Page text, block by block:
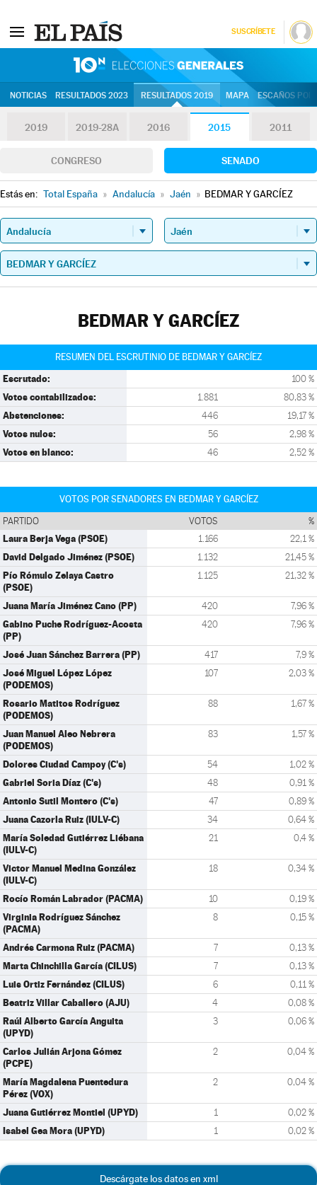
SUSCRÍBETE
NOTICIAS RESULTADOS 2023 RESULTADOS 2019 MAPA ESCAÑOS
2019 2019-28A 2016 2015 2011
CONGRESO SENADO
Estás en: Total España » Andalucía » Jaén » BEDMAR Y GARCÍEZ
BEDMAR Y GARCÍEZ
RESUMEN DEL ESCRUTINIO DE BEDMAR Y GARCÍEZ
Escrutado: 100 %
Votos contabilizados: 1.881 80,83 %
Abstenciones: 446 19,17 %
Votos nulos: 56 2,98 %
Votos en blanco: 46 2,52 %
VOTOS POR SENADORES EN BEDMAR Y GARCÍEZ
PARTIDO VOTOS %
Laura Berja Vega (PSOE) 1.166 22,1 %
David Delgado Jiménez (PSOE) 1.132 21,45 %
Pío Rómulo Zelaya Castro
(PSOE)
1.125 21,32 %
Juana María Jiménez Cano (PP) 420 7,96 %
Gabino Puche Rodríguez-Acosta
(PP)
420 7,96 %
José Juan Sánchez Barrera (PP) 417 7,9 %
José Miguel López López
(PODEMOS)
107 2,03 %
Rosario Matitos Rodríguez
(PODEMOS)
88 1,67 %
Juan Manuel Aleo Nebrera
(PODEMOS)
83 1,57 %
Dolores Ciudad Campoy (C's) 54 1,02 %
Gabriel Soria Díaz (C's) 48 0,91 %
Antonio Sutil Montero (C's) 47 0,89 %
Juana Cazorla Ruiz (IULV-C) 34 0,64 %
María Soledad Gutiérrez Liébana
(IULV-C)
21 0,4 %
Victor Manuel Medina González
(IULV-C)
18 0,34 %
Rocío Román Labrador (PACMA) 10 0,19 %
Virginia Rodríguez Sánchez
(PACMA)
8 0,15 %
Andrés Carmona Ruiz (PACMA) 7 0,13 %
Marta Chinchilla García (CILUS) 7 0,13 %
Luis Ortiz Fernández (CILUS) 6 0,11 %
Beatriz Villar Caballero (AJU) 4 0,08 %
Raúl Alberto García Anguita
(UPYD)
3 0,06 %
Carlos Julián Arjona Gómez
(PCPE)
2 0,04 %
María Magdalena Puentedura
Pérez (VOX)
2 0,04 %
Juana Gutiérrez Montiel (UPYD) 1 0,02 %
Isabel Gea Mora (UPYD) 1 0,02 %
Descárgate los datos en xml